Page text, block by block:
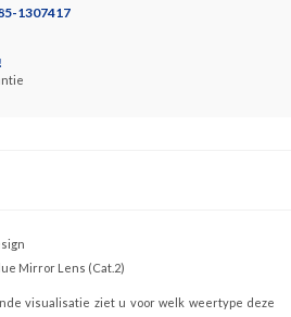
1307417
Lens (Cat.2)
visualisatie ziet u voor welk weertype deze